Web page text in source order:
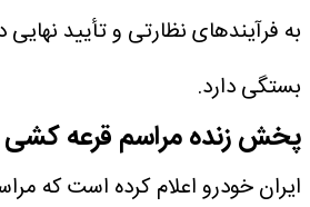
به فرآیندهای نظارتی و تأیید
بستگی دارد.
پخش زنده مراسم قرعه کشی
ایران خودرو اعلام کرده است که